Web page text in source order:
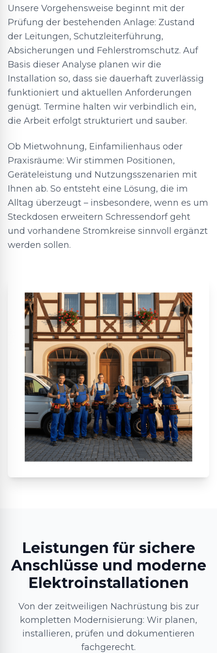
Unsere Vorgehensweise beginnt mit der
Prüfung der bestehenden Anlage: Zustand
der Leitungen, Schutzleiterführung,
Absicherungen und Fehlerstromschutz. Auf
Basis dieser Analyse planen wir die
Installation so, dass sie dauerhaft zuverlässig
funktioniert und aktuellen Anforderungen
genügt. Termine halten wir verbindlich ein,
die Arbeit erfolgt strukturiert und sauber.
Ob Mietwohnung, Einfamilienhaus oder
Praxisräume: Wir stimmen Positionen,
Geräteleistung und Nutzungsszenarien mit
Ihnen ab. So entsteht eine Lösung, die im
Alltag überzeugt – insbesondere, wenn es um
Steckdosen erweitern Schressendorf geht
und vorhandene Stromkreise sinnvoll ergänzt
werden sollen.
Leistungen für sichere
Anschlüsse und moderne
Elektroinstallationen
Von der zeitweiligen Nachrüstung bis zur
kompletten Modernisierung: Wir planen,
installieren, prüfen und dokumentieren
fachgerecht.